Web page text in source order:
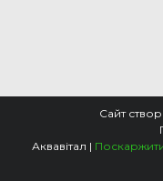
Сайт
Аквавітал |